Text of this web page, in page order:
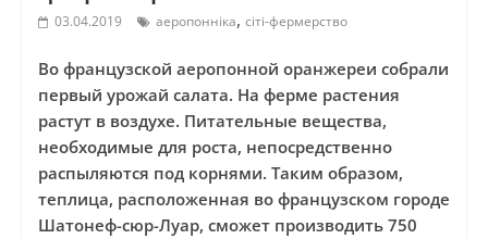
03.04.2019 аеропонніка, сіті-фермерство
Во французской аеропонной оранжереи собрали
первый урожай салата. На ферме растения
растут в воздухе. Питательные вещества,
необходимые для роста, непосредственно
распыляются под корнями. Таким образом,
теплица, расположенная во французском городе
Шатонеф-сюр-Луар, сможет производить 750